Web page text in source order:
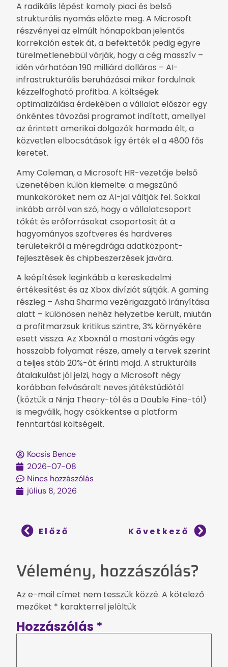
A radikális lépést komoly piaci és belső
strukturális nyomás előzte meg. A Microsoft
részvényei az elmúlt hónapokban jelentős
korrekción estek át, a befektetők pedig egyre
türelmetlenebbül várják, hogy a cég masszív –
idén várhatóan 190 milliárd dolláros – AI-
infrastrukturális beruházásai mikor fordulnak
kézzelfogható profitba. A költségek
optimalizálása érdekében a vállalat először egy
önkéntes távozási programot indított, amellyel
az érintett amerikai dolgozók harmada élt, a
közvetlen elbocsátások így érték el a 4800 fős
keretet.
Amy Coleman, a Microsoft HR-vezetője belső
üzenetében külön kiemelte: a megszűnő
munkaköröket nem az AI-jal váltják fel. Sokkal
inkább arról van szó, hogy a vállalatcsoport
tőkét és erőforrásokat csoportosít át a
hagyományos szoftveres és hardveres
területekről a méregdrága adatközpont-
fejlesztések és chipbeszerzések javára.
A leépítések leginkább a kereskedelmi
értékesítést és az Xbox divíziót sújtják. A gaming
részleg – Asha Sharma vezérigazgató irányítása
alatt – különösen nehéz helyzetbe került, miután
a profitmarzsuk kritikus szintre, 3% környékére
esett vissza. Az Xboxnál a mostani vágás egy
hosszabb folyamat része, amely a tervek szerint
a teljes stáb 20%-át érinti majd. A strukturális
átalakulást jól jelzi, hogy a Microsoft négy
korábban felvásárolt neves játékstúdiótól
(köztük a Ninja Theory-tól és a Double Fine-tól)
is megválik, hogy csökkentse a platform
fenntartási költségeit.
Kocsis Bence
2026-07-08
Nincs hozzászólás
július 8, 2026
Előző Következő
Vélemény, hozzászólás?
Az e-mail címet nem tesszük közzé. A kötelező
mezőket * karakterrel jelöltük
Hozzászólás *